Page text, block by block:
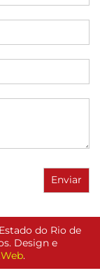
do Rio de
Design e
.